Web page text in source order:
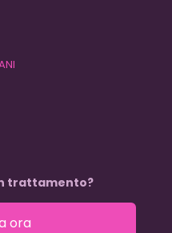
trattamento?
ora